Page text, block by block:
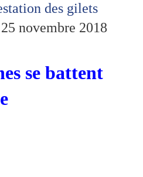
des gilets
25 novembre 2018
se battent